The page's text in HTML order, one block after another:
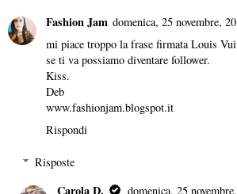
Fashion Jam domenica, 25 novembre,
mi piace troppo la frase firmata Louis
se ti va possiamo diventare follower.
Kiss.
Deb
www.fashionjam.blogspot.it
Rispondi
Risposte
domenica, 25